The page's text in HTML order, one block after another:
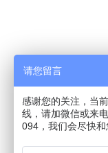
请您留言
感谢您的关注，当
线，请加微信或来
094，我们会尽快和